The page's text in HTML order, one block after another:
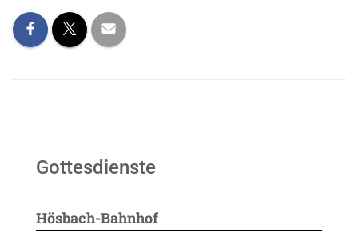
Gottesdienste
Hösbach-Bahnhof